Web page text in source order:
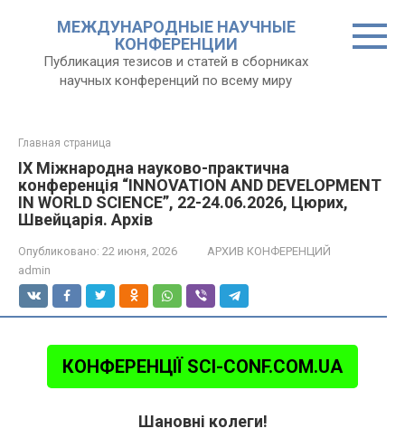
МЕЖДУНАРОДНЫЕ НАУЧНЫЕ
КОНФЕРЕНЦИИ
Публикация тезисов и статей в сборниках
научных конференций по всему миру
Главная страница
IX Міжнародна науково-практична
конференція “INNOVATION AND DEVELOPMENT
IN WORLD SCIENCE”, 22-24.06.2026, Цюрих,
Швейцарія. Архів
Опубликовано: 22 июня, 2026
АРХИВ КОНФЕРЕНЦИЙ
admin
КОНФЕРЕНЦІЇ SCI-CONF.COM.UA
Шановні колеги!